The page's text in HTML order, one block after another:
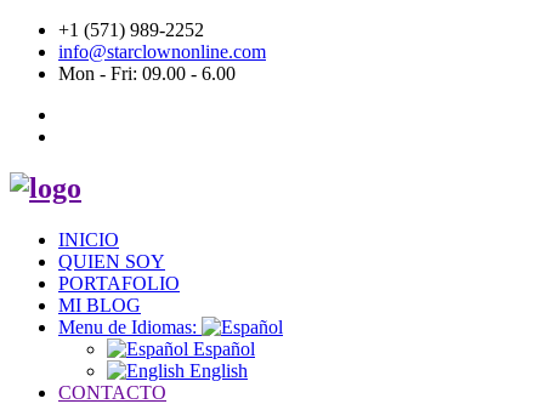
+1 (571) 989-2252
info@starclownonline.com
Mon - Fri: 09.00 - 6.00
INICIO
QUIEN SOY
PORTAFOLIO
MI BLOG
Menu de Idiomas:
Español
English
CONTACTO